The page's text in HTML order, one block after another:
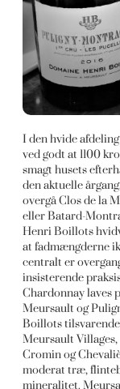
I den hvide
ved godt at 1100
smagt husets
den aktuelle
overgå Clos de la
eller Batard-
Henri Boillots
at fadmængderne
centralt er
insisterende
Chardonnay laves
Meursault og
Boillots
Meursault
Cromin og
moderat træ,
mineralitet.